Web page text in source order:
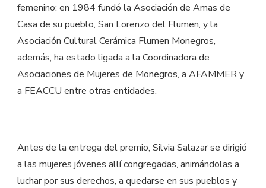
femenino: en 1984 fundó la Asociación de Amas de
Casa de su pueblo, San Lorenzo del Flumen, y la
Asociación Cultural Cerámica Flumen Monegros,
además, ha estado ligada a la Coordinadora de
Asociaciones de Mujeres de Monegros, a AFAMMER y
a FEACCU entre otras entidades.
Antes de la entrega del premio, Silvia Salazar se dirigió
a las mujeres jóvenes allí congregadas, animándolas a
luchar por sus derechos, a quedarse en sus pueblos y